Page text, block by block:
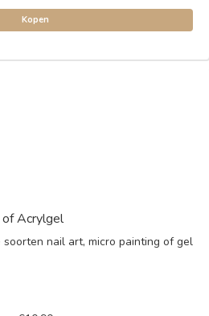
Kopen
Acrylgel
nail art, micro painting of gel